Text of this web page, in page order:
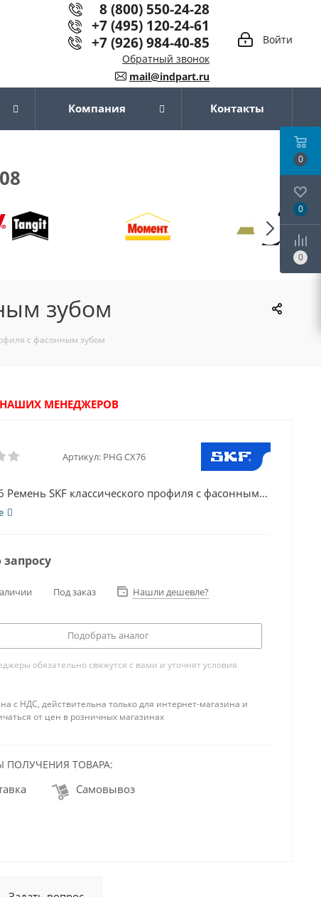
Войти
8 (800) 550-24-28
+7 (495) 120-24-61
+7 (926) 984-40-85
Обратный звонок
mail@indpart.ru
Компания Контакты
зубом
с фасонным зубом
НАШИХ МЕНЕДЖЕРОВ
Артикул: PHG CX76
Ремень SKF классического профиля с фасонным...
Под заказ Нашли дешевле?
Подобрать аналог
обязательно свяжутся с вами и уточнят условия
с НДС, действительна только для интернет-магазина и
от цен в розничных магазинах
ПОЛУЧЕНИЯ ТОВАРА:
Самовывоз
0
0
0